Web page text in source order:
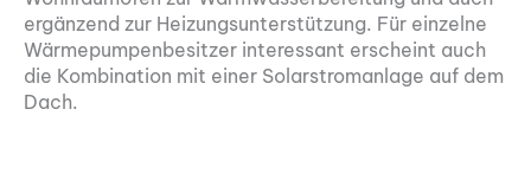
ergänzend zur Heizungsunterstützung. Für einzelne
Wärmepumpenbesitzer interessant erscheint auch
die Kombination mit einer Solarstromanlage auf dem
Dach.